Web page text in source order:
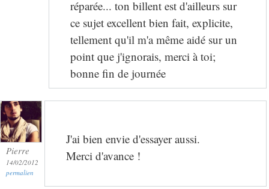
réparée... ton billent est d'ailleurs sur
ce sujet excellent bien fait, explicite,
tellement qu'il m'a même aidé sur un
point que j'ignorais, merci à toi;
bonne fin de journée
Pierre
14/02/2012
permalien
J'ai bien envie d'essayer aussi.
Merci d'avance !